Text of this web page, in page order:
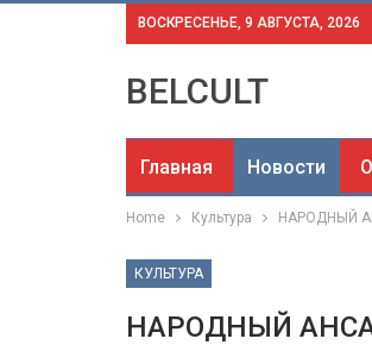
ВОСКРЕСЕНЬЕ, 9 АВГУСТА, 2026
BELCULT
Главная Новости
Home Культура НАРОДНЫЙ
КУЛЬТУРА
НАРОДНЫЙ